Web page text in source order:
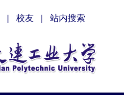
校友 站内搜索